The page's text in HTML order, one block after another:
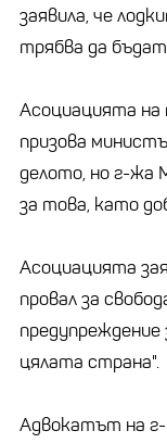
заявила, че
трябва да
Асоциацията
призова
делото, но г-жа
за това, като
Асоциацията
провал за
цялата страна".
Адвокатът на